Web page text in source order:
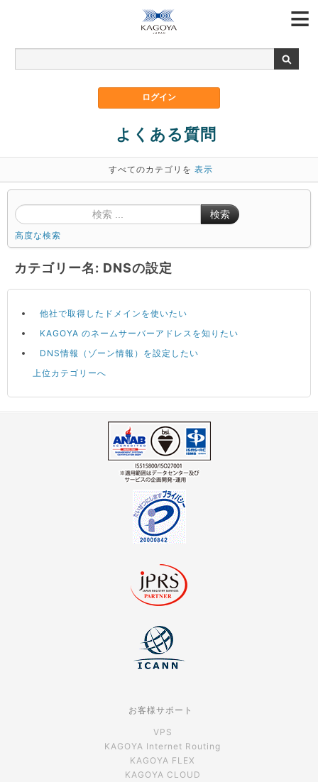
よくある質問
すべてのカテゴリを 表示
検索
高度な検索
カテゴリー名: DNSの設定
他社で取得したドメインを使いたい
KAGOYA のネームサーバーアドレスを知りたい
DNS情報（ゾーン情報）を設定したい
上位カテゴリーへ
お客様サポート
VPS
KAGOYA Internet Routing
KAGOYA FLEX
KAGOYA CLOUD